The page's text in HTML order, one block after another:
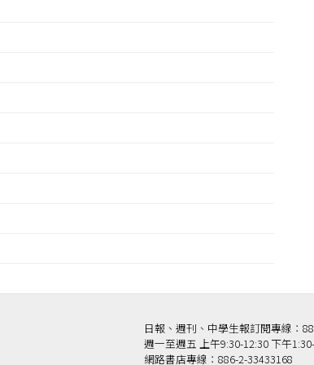
日報、週刊、中學生報訂閱專線：
週一至週五 上午9:30-12:30 下午
網路書店專線：886-2-33433168